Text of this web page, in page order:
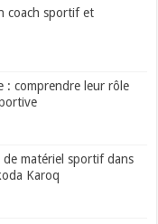
coach sportif et
: comprendre leur rôle
matériel sportif dans
Karoq